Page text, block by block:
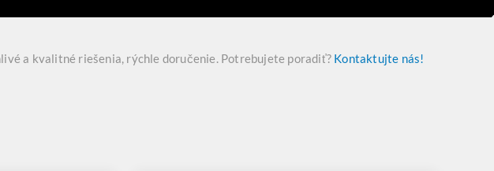
a kvalitné riešenia, rýchle doručenie. Potrebujete poradiť? Kontaktujte nás!